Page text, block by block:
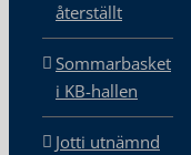
återställt
Sommarbasket
i KB-hallen
Jotti utnämnd